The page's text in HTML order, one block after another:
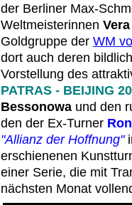
der Berliner Max-
Weltmeisterinnen
Goldgruppe der WM
dort auch deren
Vorstellung des
PATRAS - BEIJING
Bessonowa und den
den der Ex-Turner
"Allianz der Hoffnung"
erschienenen
einer Serie, die mit
nächsten Monat